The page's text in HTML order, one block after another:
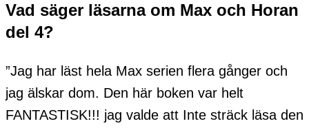
Vad säger läsarna om Max och Horan
del 4?
”Jag har läst hela Max serien flera gånger och
jag älskar dom. Den här boken var helt
FANTASTISK!!! jag valde att Inte sträck läsa den